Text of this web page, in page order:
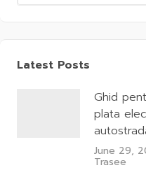
Latest Posts
Ghid
plata
June 29,
Trasee